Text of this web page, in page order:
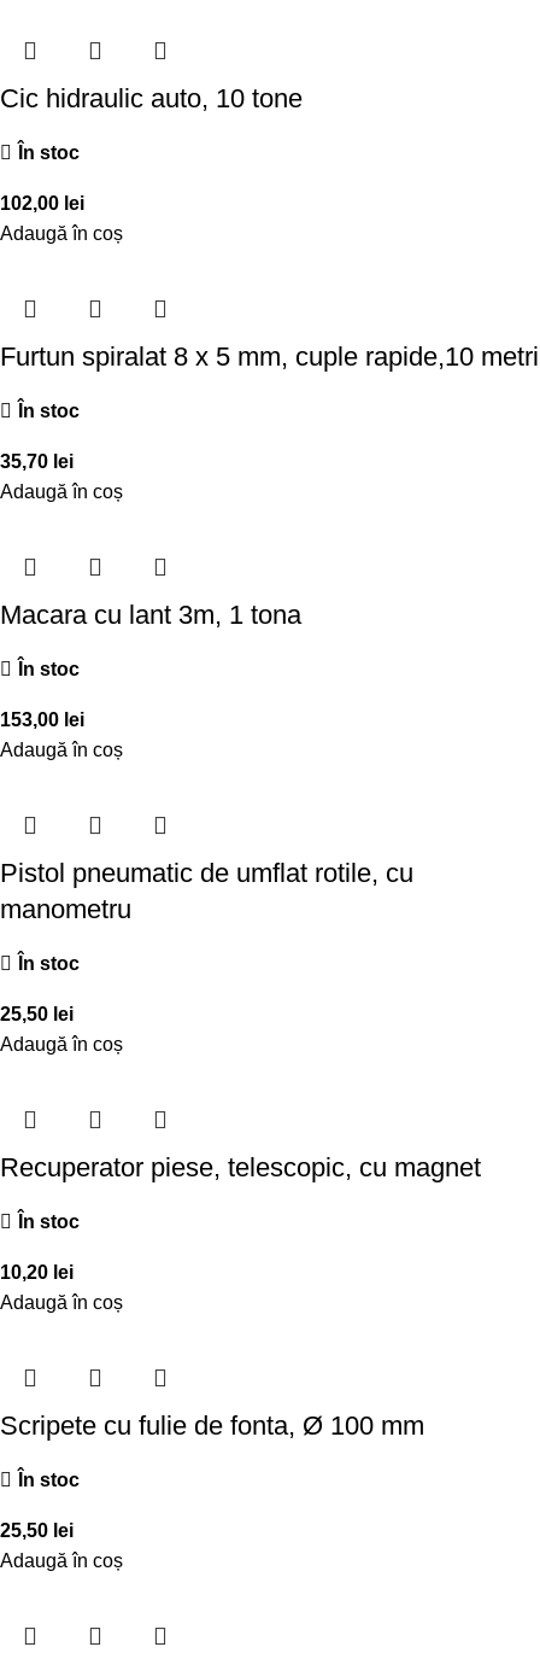
Cic hidraulic auto, 10 tone
În stoc
102,00 lei
Adaugă în coș
Furtun spiralat 8 x 5 mm, cuple rapide,10 metri
În stoc
35,70 lei
Adaugă în coș
Macara cu lant 3m, 1 tona
În stoc
153,00 lei
Adaugă în coș
Pistol pneumatic de umflat rotile, cu
manometru
În stoc
25,50 lei
Adaugă în coș
Recuperator piese, telescopic, cu magnet
În stoc
10,20 lei
Adaugă în coș
Scripete cu fulie de fonta, Ø 100 mm
În stoc
25,50 lei
Adaugă în coș